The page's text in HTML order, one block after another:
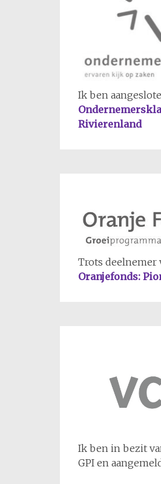
Ik ben
Rivierenland
Trots deelnemer
Oranjefonds:
Ik ben in bezit
GPI en